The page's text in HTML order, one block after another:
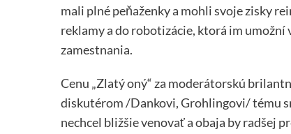
mali plné peňaženky a mohli svoje zisky
reklamy a do robotizácie, ktorá im
zamestnania.
Cenu „Zlatý oný“ za moderátorskú
diskutérom /Dankovi, Grohlingovi/ tému
nechcel bližšie venovať a obaja by radšej